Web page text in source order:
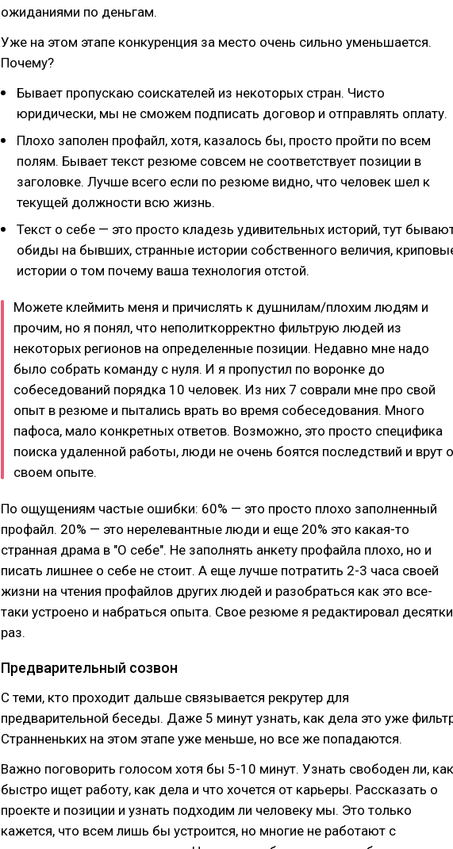
ожиданиями по деньгам.
Уже на этом этапе конкуренция за место очень сильно уменьшается.
Почему?
Бывает пропускаю соискателей из некоторых стран. Чисто
юридически, мы не сможем подписать договор и отправлять оплату.
Плохо заполен профайл, хотя, казалось бы, просто пройти по всем
полям. Бывает текст резюме совсем не соответствует позиции в
заголовке. Лучше всего если по резюме видно, что человек шел к
текущей должности всю жизнь.
Текст о себе — это просто кладезь удивительных историй, тут
обиды на бывших, странные истории собственного величия,
истории о том почему ваша технология отстой.
Можете клеймить меня и причислять к душнилам/плохим людям и
прочим, но я понял, что неполиткорректно фильтрую людей из
некоторых регионов на определенные позиции. Недавно мне надо
было собрать команду с нуля. И я пропустил по воронке до
собеседований порядка 10 человек. Из них 7 соврали мне про свой
опыт в резюме и пытались врать во время собеседования. Много
пафоса, мало конкретных ответов. Возможно, это просто специфика
поиска удаленной работы, люди не очень боятся последствий и врут о
своем опыте.
По ощущениям частые ошибки: 60% — это просто плохо заполненный
профайл. 20% — это нерелевантные люди и еще 20% это какая-то
странная драма в "О себе". Не заполнять анкету профайла плохо, но и
писать лишнее о себе не стоит. А еще лучше потратить 2-3 часа своей
жизни на чтения профайлов других людей и разобраться как это все-
таки устроено и набраться опыта. Свое резюме я редактировал десятки
раз.
Предварительный созвон
С теми, кто проходит дальше связывается рекрутер для
предварительной беседы. Даже 5 минут узнать, как дела это уже
Странненьких на этом этапе уже меньше, но все же попадаются.
Важно поговорить голосом хотя бы 5-10 минут. Узнать свободен ли, как
быстро ищет работу, как дела и что хочется от карьеры. Рассказать о
проекте и позиции и узнать подходим ли человеку мы. Это только
кажется, что всем лишь бы устроится, но многие не работают с